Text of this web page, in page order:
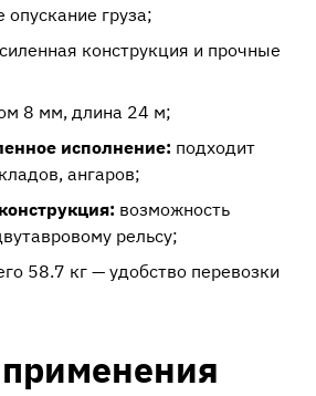
груза;
конструкция и прочные
8 мм, длина 24 м;
исполнение: подходит
ангаров;
возможность
рельсу;
58.7 кг — удобство перевозки